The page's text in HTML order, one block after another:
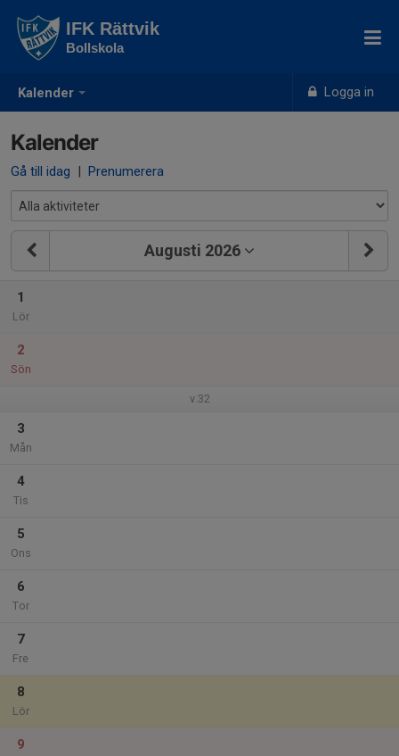
Kalender Logga in
IFK Rättvik
Bollskola
Kalender
Gå till idag | Prenumerera
Augusti 2026
1
Lör
2
Sön
v.32
3
Mån
4
Tis
5
Ons
6
Tor
7
Fre
8
Lör
9